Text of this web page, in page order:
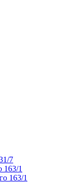
7
163/1
163/1